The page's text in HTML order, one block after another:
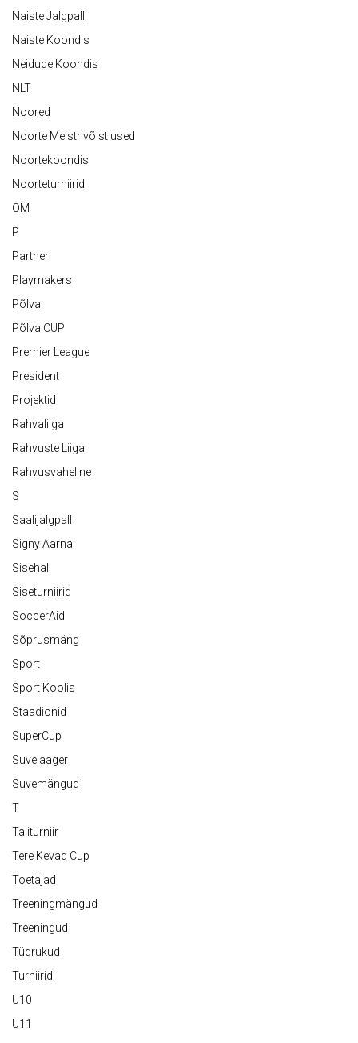
Naiste Jalgpall
Naiste Koondis
Neidude Koondis
NLT
Noored
Noorte Meistrivõistlused
Noortekoondis
Noorteturniirid
OM
P
Partner
Playmakers
Põlva
Põlva CUP
Premier League
President
Projektid
Rahvaliiga
Rahvuste Liiga
Rahvusvaheline
S
Saalijalgpall
Signy Aarna
Sisehall
Siseturniirid
SoccerAid
Sõprusmäng
Sport
Sport Koolis
Staadionid
SuperCup
Suvelaager
Suvemängud
T
Taliturniir
Tere Kevad Cup
Toetajad
Treeningmängud
Treeningud
Tüdrukud
Turniirid
U10
U11